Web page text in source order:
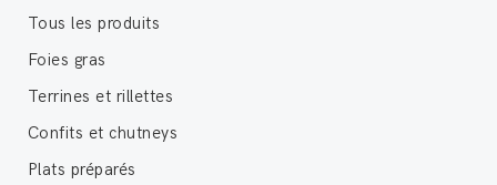
Tous les produits
Foies gras
Terrines et rillettes
Confits et chutneys
Plats préparés